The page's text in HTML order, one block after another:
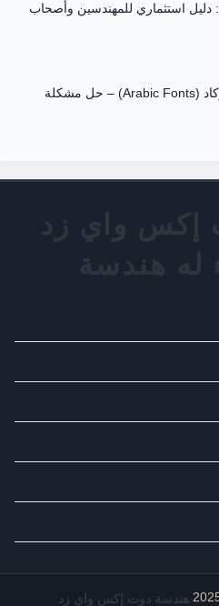
تكلفة بناء المتر المربع 2026: دليل استثماري للمهندسين وأصحاب
مجموعة خطوط عربية للأوتوكاد (Arabic Fonts) – حل مشكلة
هندسة دوت إكس واي زد